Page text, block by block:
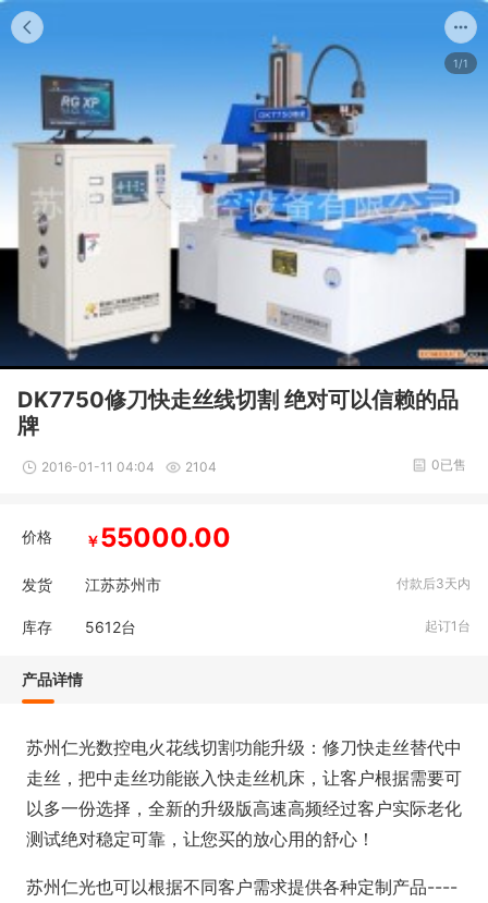
1/1
DK7750修刀快走丝线切割 绝对可以信赖的品
牌
2016-01-11 04:04 2104 0已售
价格 ￥55000.00
发货 江苏苏州市 付款后3天内
库存 5612台 起订1台
产品详情
苏州仁光数控电火花线切割功能升级：修刀快走丝替代中
走丝，把中走丝功能嵌入快走丝机床，让客户根据需要可
以多一份选择，全新的升级版高速高频经过客户实际老化
测试绝对稳定可靠，让您买的放心用的舒心！
苏州仁光也可以根据不同客户需求提供各种定制产品----